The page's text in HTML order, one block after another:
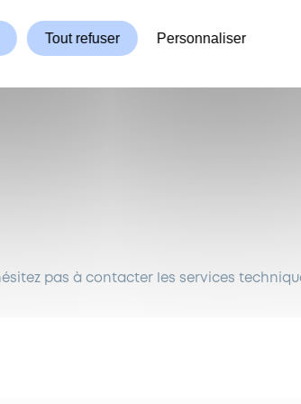
pas à contacter les services
Tout refuser Personnaliser